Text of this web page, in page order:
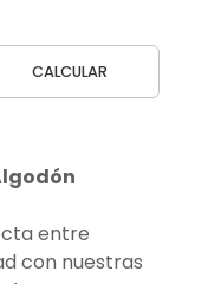
CALCULAR
entre
con nuestras